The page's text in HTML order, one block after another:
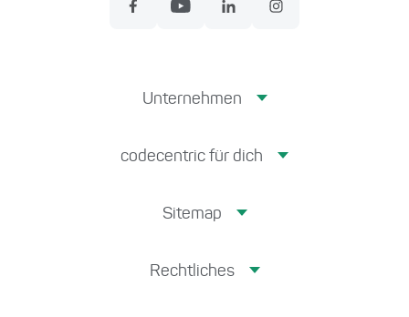
Unternehmen
codecentric für dich
Sitemap
Rechtliches